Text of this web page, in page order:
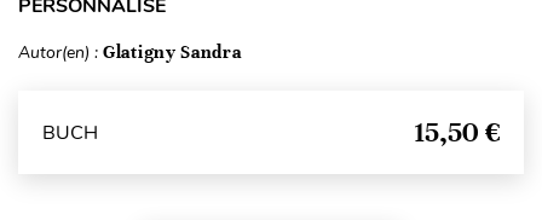
PERSONNALISÉ
Autor(en) : Glatigny Sandra
BUCH 15,50 €